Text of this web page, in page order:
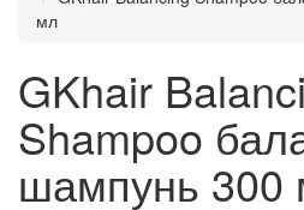
мл
GKhair
Shampoo
шампунь 300